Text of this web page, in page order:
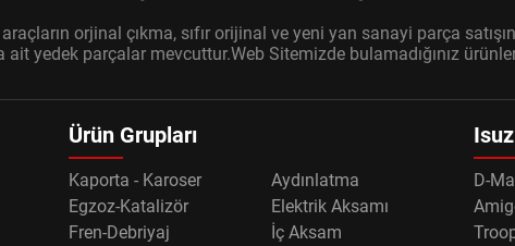
orjinal çıkma, sıfır orijinal ve yeni yan sanayi parça
yedek parçalar mevcuttur.Web Sitemizde bulamadığınız
Ürün Grupları
Kaporta - Karoser
Aydınlatma
Egzoz-Katalizör
Elektrik Aksamı
Fren-Debriyaj
İç Aksam
D-